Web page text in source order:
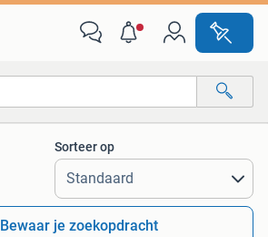
Alle afstanden…
Sorteer op
Bewaar je zoekopdracht